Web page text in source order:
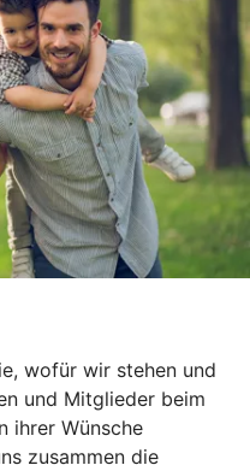
wofür wir stehen und
und Mitglieder beim
ihrer Wünsche
zusammen die